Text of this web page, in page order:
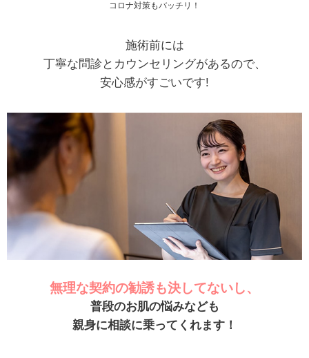
コロナ対策もバッチリ！
施術前には
丁寧な問診とカウンセリングがあるので、
安心感がすごいです!
無理な契約の勧誘も決してないし、
普段のお肌の悩みなども
親身に相談に乗ってくれます！